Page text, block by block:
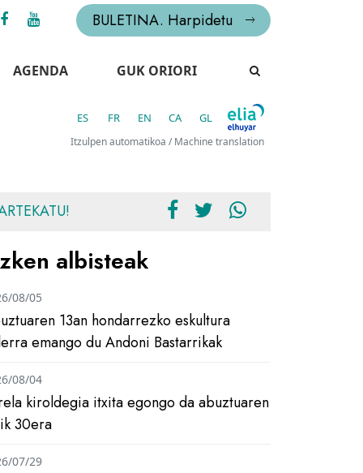
BULETINA. Harpidetu
AGENDA GUK ORIORI
ES FR EN CA GL
Itzulpen automatikoa / Machine translation
albisteak
13an hondarrezko eskultura
emango du Andoni Bastarrikak
08/05
kiroldegia itxita egongo da abuztuaren
30era
08/04
07/29